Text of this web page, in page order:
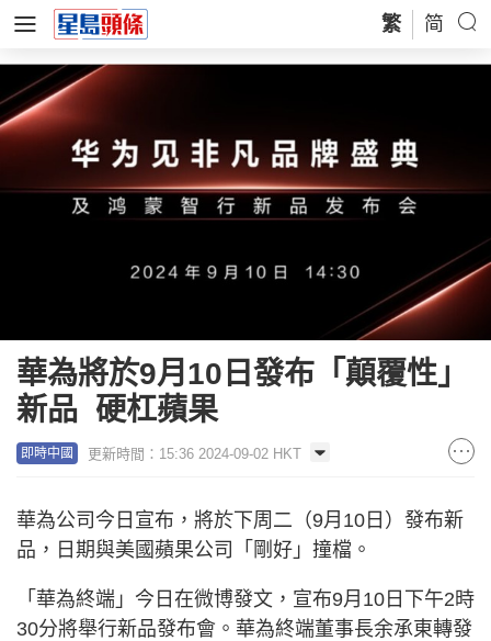
繁 简
華為將於9月10日發布「顛覆性」
新品 硬杠蘋果
即時中國 更新時間：15:36 2024-09-02 HKT
華為公司今日宣布，將於下周二（9月10日）發布新
品，日期與美國蘋果公司「剛好」撞檔。
「華為終端」今日在微博發文，宣布9月10日下午2時
30分將舉行新品發布會。華為終端董事長余承東轉發